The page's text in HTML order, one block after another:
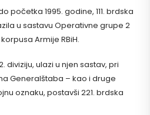
početka 1995. godine, 111. brdska
u sastavu Operativne grupe 2
Armije RBiH.
diviziju, ulazi u njen sastav, pri
Generalštaba – kao i druge
oznaku, postavši 221. brdska